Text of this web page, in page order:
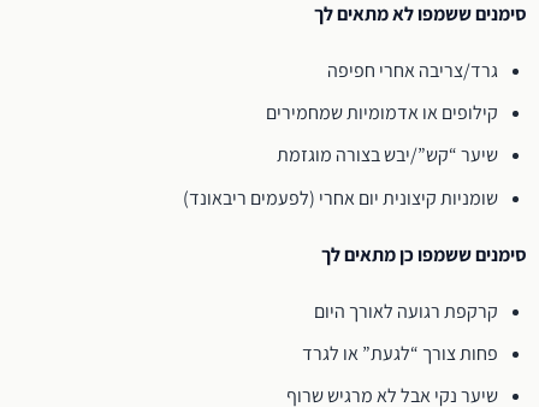
סימנים ששמפו לא מתאים לך
גרד/צריבה אחרי חפיפה
קילופים או אדמומיות שמחמירים
שיער “קש”/יבש בצורה מוגזמת
שומניות קיצונית יום אחרי (לפעמים ריבאונד)
סימנים ששמפו כן מתאים לך
קרקפת רגועה לאורך היום
פחות צורך “לגעת” או לגרד
שיער נקי אבל לא מרגיש שרוף